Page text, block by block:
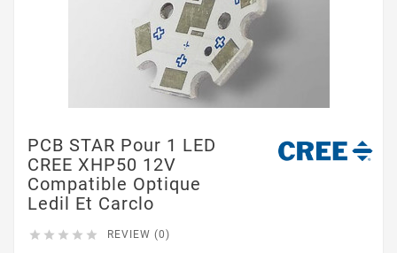
PCB STAR Pour 1 LED
CREE XHP50 12V
Compatible Optique
Ledil Et Carclo
     REVIEW (0)